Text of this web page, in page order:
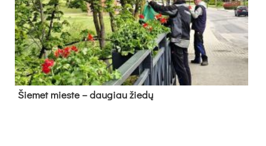
Šie­met mies­te – dau­giau žie­dų